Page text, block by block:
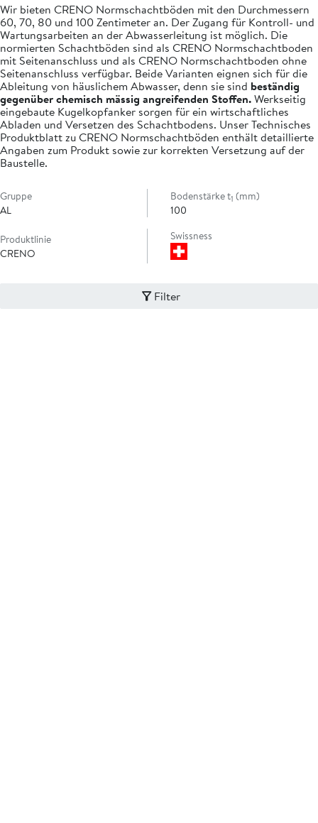
Wir bieten CRENO Normschachtböden mit den Durchmessern
60, 70, 80 und 100 Zentimeter an. Der Zugang für Kontroll-­ und
Wartungsarbeiten an der Abwasserleitung ist möglich. Die
normierten Schachtböden sind als CRENO Normschachtboden
mit Seitenanschluss und als CRENO Normschachtboden ohne
Seitenanschluss verfügbar. Beide Varianten eignen sich für die
Ableitung von häuslichem Abwasser, denn sie sind beständig
gegenüber chemisch mässig angreifenden Stoffen.Werkseitig
eingebaute Kugelkopfanker sorgen für ein wirtschaftliches
Abladen und Versetzen des Schachtbodens. Unser Technisches
Produktblatt zu CRENO Normschachtböden enthält detaillierte
Angaben zum Produkt sowie zur korrekten Versetzung auf der
Baustelle.
Gruppe
AL
Bodenstärke t1 (mm)
100
Produktlinie
CRENO
Swissness
Filter